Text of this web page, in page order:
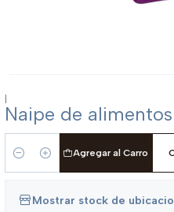
|
Naipe de
Cantidad
Agregar al Carro
Mostrar stock de